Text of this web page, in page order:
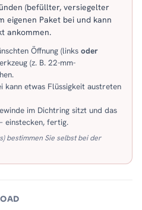
(befüllter, versiegelter
eigenen Paket bei und kann
ankommen.
Öffnung (links oder
(z. B. 22-mm-
kann etwas Flüssigkeit austreten
im Dichtring sitzt und das
einstecken, fertig.
bestimmen Sie selbst bei der